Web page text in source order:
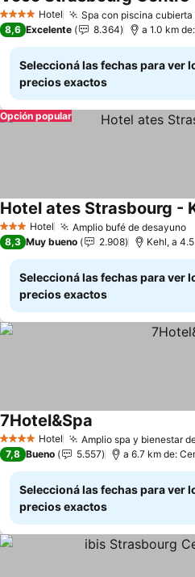
4 EstrellasHotel Spa con piscina cubierta
8,6 Excelente 8.364 a 1.0 km
Seleccioná las fechas para ver
precios exactos
Opción popular
3 Estrellas
Hotel Amplio bufé de desayuno
Hotel ates Strasbourg -
8,3 Muy bueno 2.908 Kehl, a
Seleccioná las fechas para ver
precios exactos
4 EstrellasHotel Amplio spa y bienestar
7Hotel&Spa
7,8 Bueno 5.557 a 6.7 km de:
Seleccioná las fechas para ver
precios exactos